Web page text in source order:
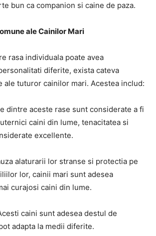
bun ca companion si caine de paza.
ale Cainilor Mari
rasa individuala poate avea
diferite, exista cateva
ale tuturor cainilor mari. Acestea includ:
dintre aceste rase sunt considerate a fi
caini din lume, tenacitatea si
excellente.
alaturarii lor stranse si protectia pe
lor, cainii mari sunt adesea
curajosi caini din lume.
caini sunt adesea destul de
adapta la medii diferite.